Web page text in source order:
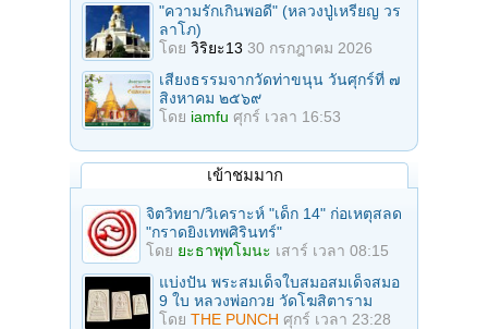
"ความรักเกินพอดี" (หลวงปู่เหรียญ วร
ลาโภ)
โดย วิริยะ13 30 กรกฎาคม 2026
เสียงธรรมจากวัดท่าขนุน วันศุกร์ที่ ๗
สิงหาคม ๒๕๖๙
โดย iamfu ศุกร์ เวลา 16:53
เข้าชมมาก
จิตวิทยา/วิเคราะห์ "เด็ก 14" ก่อเหตุสลด
"กราดยิงเทพศิรินทร์"
โดย ยะธาพุทโมนะ เสาร์ เวลา 08:15
แบ่งปัน พระสมเด็จใบสมอสมเด็จสมอ
9 ใบ หลวงพ่อกวย วัดโฆสิตาราม
โดย THE PUNCH ศุกร์ เวลา 23:28